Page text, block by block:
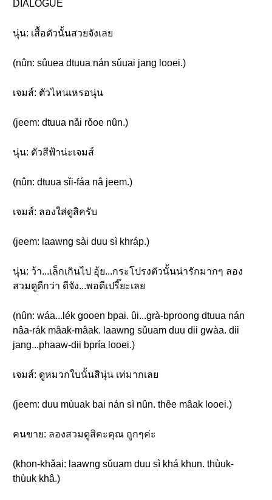
DIALOGUE
นุ่น: เสื้อตัวนั้นสวยจังเลย
(nûn: sûuea dtuua nán sǔuai jang looei.)
เจมส์: ตัวไหนเหรอนุ่น
(jeem: dtuua nǎi rǒoe nûn.)
นุ่น: ตัวสีฟ้าน่ะเจมส์
(nûn: dtuua sǐi-fáa nâ jeem.)
เจมส์: ลองใส่ดูสิครับ
(jeem: laawng sài duu sì khráp.)
นุ่น: ว้า...เล็กเกินไป อุ้ย...กระโปรงตัวนั้นน่ารักมากๆ ลอง
สวมดูดีกว่า ดีจัง...พอดีเปรี๊ยะเลย
(nûn: wáa...lék gooen bpai. ûi...grà-bproong dtuua nán
nâa-rák mâak-mâak. laawng sǔuam duu dii gwàa. dii
jang...phaaw-dii bpría looei.)
เจมส์: ดูหมวกใบนั้นสินุ่น เท่มากเลย
(jeem: duu mùuak bai nán sì nûn. thêe mâak looei.)
คนขาย: ลองสวมดูสิคะคุณ ถูกๆค่ะ
(khon-khǎai: laawng sǔuam duu sì khá khun. thùuk-
thùuk khâ.)